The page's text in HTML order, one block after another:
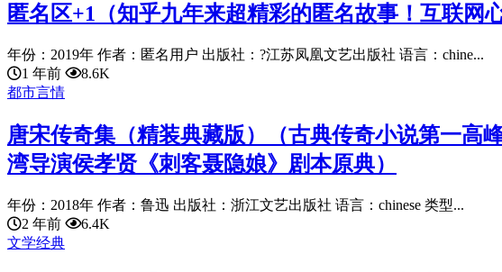
匿名区+1（知乎九年来超精彩的匿名故事！互联网
年份：2019年 作者：匿名用户 出版社：?江苏凤凰文艺出版社 语言：chine...
1 年前
8.6K
都市言情
唐宋传奇集（精装典藏版）（古典传奇小说第一高
湾导演侯孝贤《刺客聂隐娘》剧本原典）
年份：2018年 作者：鲁迅 出版社：浙江文艺出版社 语言：chinese 类型...
2 年前
6.4K
文学经典